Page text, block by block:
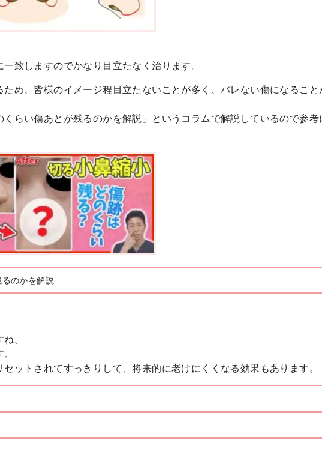
致しますのでかなり目立たなく治ります。
め、皆様のイメージ程目立たないことが多く、バレない傷になること
らい傷あとが残るのかを解説」というコラムで解説しているので参考
のかを解説
。
ットされてすっきりして、将来的に老けにくくなる効果もあります。